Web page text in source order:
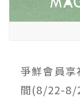
爭鮮會員
間(8/22-8/